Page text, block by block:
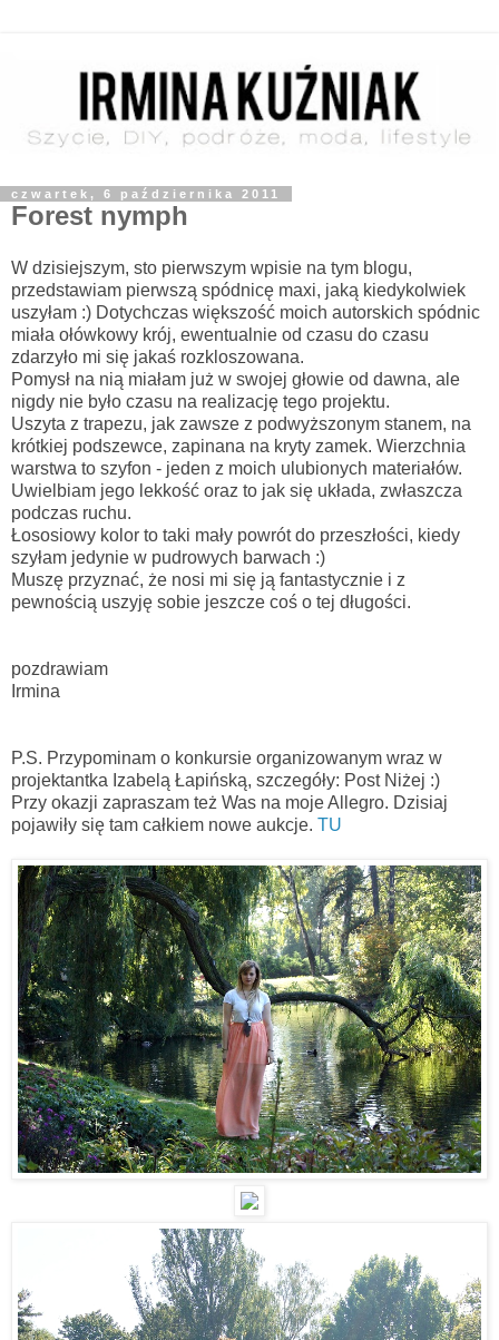
czwartek, 6 października 2011
Forest nymph
W dzisiejszym, sto pierwszym wpisie na tym blogu,
przedstawiam pierwszą spódnicę maxi, jaką kiedykolwiek
uszyłam :) Dotychczas większość moich autorskich spódnic
miała ołówkowy krój, ewentualnie od czasu do czasu
zdarzyło mi się jakaś rozkloszowana.
Pomysł na nią miałam już w swojej głowie od dawna, ale
nigdy nie było czasu na realizację tego projektu.
Uszyta z trapezu, jak zawsze z podwyższonym stanem, na
krótkiej podszewce, zapinana na kryty zamek. Wierzchnia
warstwa to szyfon - jeden z moich ulubionych materiałów.
Uwielbiam jego lekkość oraz to jak się układa, zwłaszcza
podczas ruchu.
Łososiowy kolor to taki mały powrót do przeszłości, kiedy
szyłam jedynie w pudrowych barwach :)
Muszę przyznać, że nosi mi się ją fantastycznie i z
pewnością uszyję sobie jeszcze coś o tej długości.
pozdrawiam
Irmina
P.S. Przypominam o konkursie organizowanym wraz w
projektantka Izabelą Łapińską, szczegóły: Post Niżej :)
Przy okazji zapraszam też Was na moje Allegro. Dzisiaj
pojawiły się tam całkiem nowe aukcje. TU